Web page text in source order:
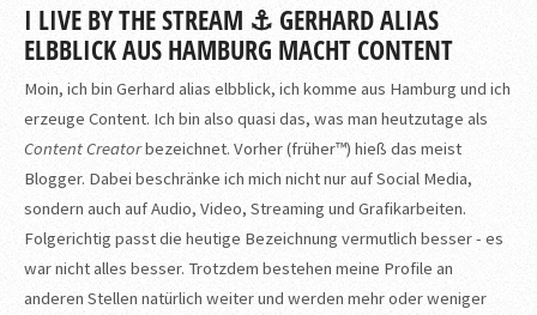
I LIVE BY THE STREAM ⚓ GERHARD ALIAS
ELBBLICK AUS HAMBURG MACHT CONTENT
Moin, ich bin Gerhard alias elbblick, ich komme aus Hamburg und ich
erzeuge Content. Ich bin also quasi das, was man heutzutage als
Content Creatorbezeichnet. Vorher (früher™) hieß das meist
Blogger. Dabei beschränke ich mich nicht nur auf Social Media,
sondern auch auf Audio, Video, Streaming und Grafikarbeiten.
Folgerichtig passt die heutige Bezeichnung vermutlich besser - es
war nicht alles besser. Trotzdem bestehen meine Profile an
anderen Stellen natürlich weiter und werden mehr oder weniger